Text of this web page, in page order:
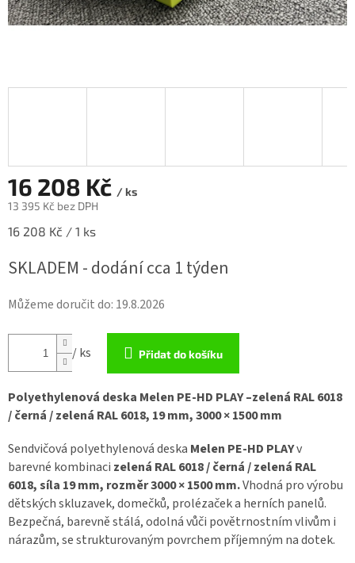
16 208 Kč / ks
13 395 Kč bez DPH
Měrná
16 208 Kč / 1 ks
SKLADEM - dodání cca 1 týden
Můžeme doručit do: 19.8.2026
/ ks Přidat do košíku
Polyethylenová deska Melen PE-HD PLAY –zelená RAL 6018
/ černá / zelená RAL 6018, 19 mm, 3000 × 1500 mm
Sendvičová polyethylenová deska Melen PE-HD PLAYv
barevné kombinaci zelená RAL 6018 / černá / zelená RAL
6018,síla 19 mm, rozměr 3000 × 1500 mm.Vhodná pro výrobu
dětských skluzavek, domečků, prolézaček a herních panelů.
Bezpečná, barevně stálá, odolná vůči povětrnostním vlivům i
nárazům, se strukturovaným povrchem příjemným na dotek.